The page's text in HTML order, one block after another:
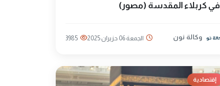
في كربلاء المقدسة (مصور)
وكالة نون الجمعة 06 حزيران 2025 3985
إقتصادية